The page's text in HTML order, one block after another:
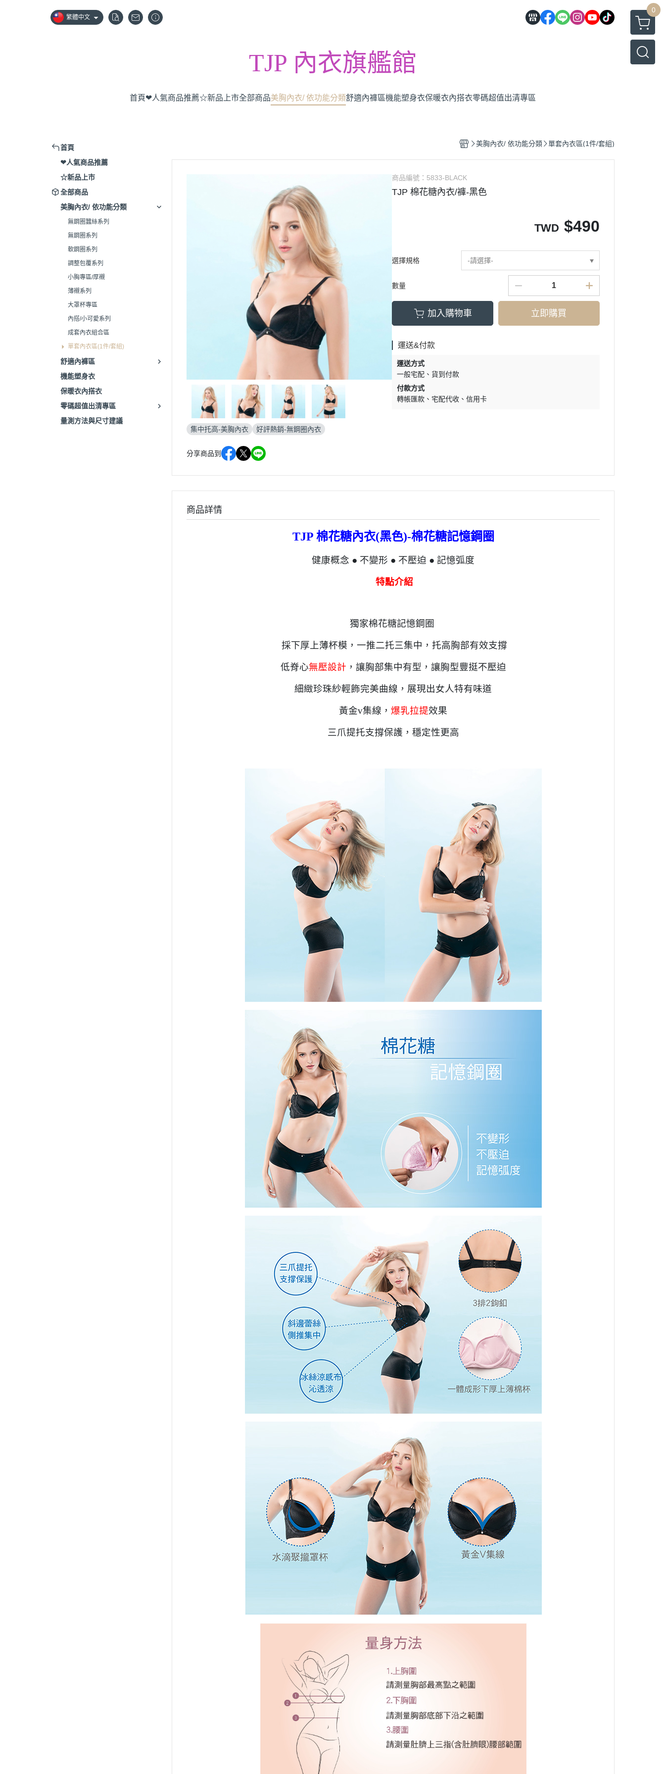
繁體中文
0
TJP 內衣旗艦館
首頁❤人氣商品推薦☆新品上市全部商品美胸內衣/ 依功能分類舒適內褲區機能塑身衣保暖衣內搭衣零碼超值出清專區
首頁
❤人氣商品推薦
☆新品上市
全部商品
美胸內衣/ 依功能分類
無鋼圈蠶絲系列
無鋼圈系列
軟鋼圈系列
調整包覆系列
小胸專區/厚襯
薄襯系列
大罩杯專區
內搭/小可愛系列
成套內衣組合區
單套內衣區(1件/套組)
舒適內褲區
機能塑身衣
保暖衣內搭衣
零碼超值出清專區
量測方法與尺寸建議
美胸內衣/ 依功能分類 單套內衣區(1件/套組)
集中托高-美胸內衣 好評熱銷-無鋼圈內衣
分享商品到
商品編號： 5833-BLACK
TJP 棉花糖內衣/褲-黑色
TWD $490
選擇規格 -請選擇-
數量
加入購物車 立即購買
運送&付款
運送方式
一般宅配
貨到付款
付款方式
轉帳匯款
宅配代收 信用卡
商品詳情
TJP 棉花糖內衣(黑色)-棉花糖記憶鋼圈
健康概念 ● 不變形 ● 不壓迫 ● 記憶弧度
特點介紹
獨家棉花糖記憶鋼圈
採下厚上薄杯模，一推二托三集中，托高胸部有效支撐
低脊心無壓設計 ，讓胸部集中有型，讓胸型豐挺不壓迫
細緻珍珠紗輕飾完美曲線，展現出女人特有味道
黃金v集線， 爆乳拉提效果
三爪提托支撐保護，穩定性更高